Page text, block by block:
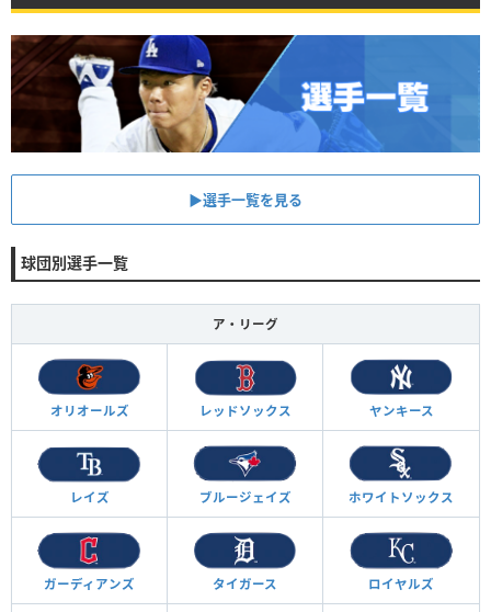
▶︎選手一覧を見る
球団別選手一覧
ア・リーグ
オリオールズ レッドソックス ヤンキース
レイズ ブルージェイズ ホワイトソックス
ガーディアンズ タイガース ロイヤルズ